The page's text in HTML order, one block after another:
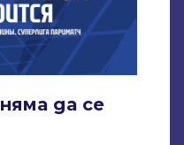
да се